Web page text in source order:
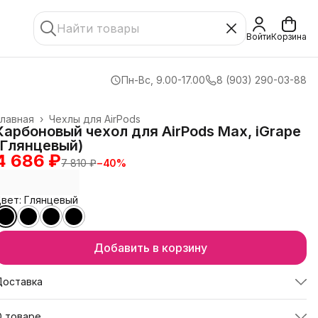
ВойтиКорзина
Пн-Вс, 9.00-17.00 8 (903) 290-03-88
Чехлы для AirPods
›
чехол для AirPods Max, iGrape
686 ₽7 810 ₽−40%
Глянцевый
Добавить в корзину